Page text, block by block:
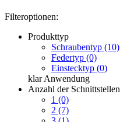
Filteroptionen:
Produkttyp
Schraubentyp (10)
Federtyp (0)
Einstecktyp (0)
klar Anwendung
Anzahl der Schnittstellen
1 (0)
2 (7)